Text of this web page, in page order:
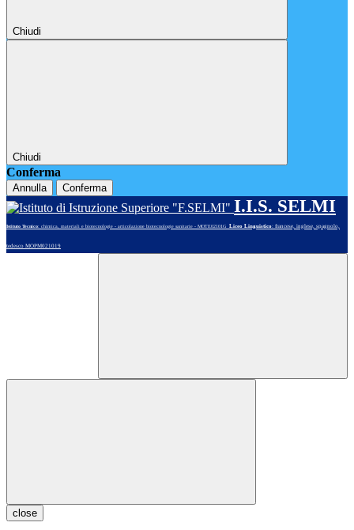
Chiudi
Chiudi
Conferma
Annulla Conferma
I.I.S. SELMI
Istituto Tecnico: chimica, materiali e biotecnologie - articolazione biotecnologie sanitarie - MOTE02101G Liceo Linguistico: francese, inglese, spagnolo,
tedesco MOPM021019
close